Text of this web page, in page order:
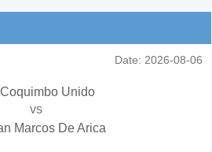
Date: 2026-08-06
Coquimbo Unido
vs
Marcos De Arica